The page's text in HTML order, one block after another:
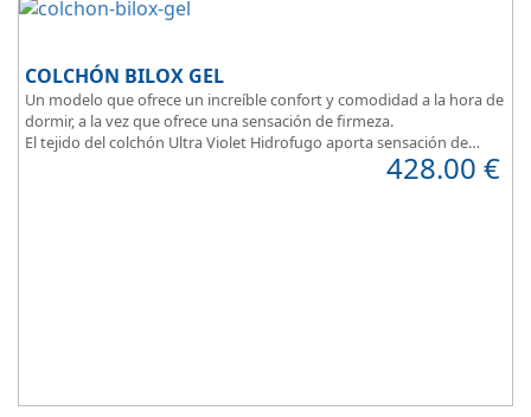
COLCHÓN BILOX GEL
Un modelo que ofrece un increíble confort y comodidad a la hora de
dormir, a la vez que ofrece una sensación de firmeza.
El tejido del colchón Ultra Violet Hidrofugo aporta sensación de
Sus capas de ViscoEnergy facilitan la relajación muscular y evita los
428.00 €